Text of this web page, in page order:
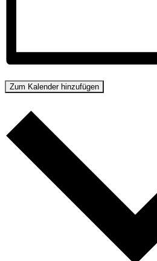
Zum Kalender hinzufügen